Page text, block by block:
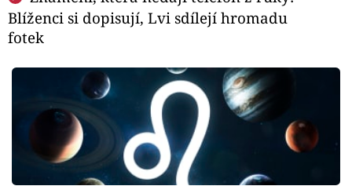
Blíženci si dopisují, Lvi sdílejí hromadu
fotek